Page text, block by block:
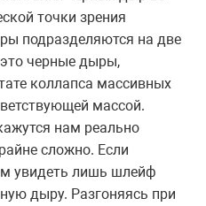
точки зрения
подразделяются на две
черные дыры,
коллапса массивных
массой.
нам реально
сложно. Если
увидеть лишь шлейф
дыру. Разгоняясь при